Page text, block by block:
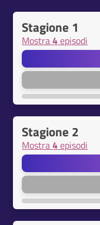
Stagione 1
Mostra4episodi
Stagione 2
Mostra4episodi